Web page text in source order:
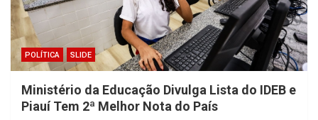
POLÍTICA SLIDE
Ministério da Educação Divulga Lista do IDEB e
Piauí Tem 2ª Melhor Nota do País